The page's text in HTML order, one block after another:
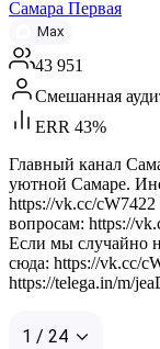
Самара Первая
Max
43 951
Смешанная
ERR 43%
Главный канал
уютной Самаре.
https://vk.cc/
вопросам: https://
Если мы случайно
сюда: https://vk.cc/
https://telega.in/m/
1 / 24